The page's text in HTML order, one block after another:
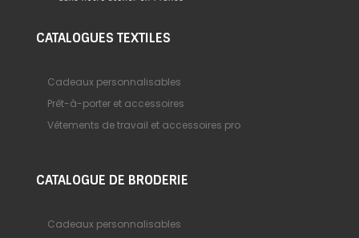
CATALOGUES TEXTILES
Cadeaux personnalisables
Prêt-à-porter et accessoires
Vêtements de travail et accessoires pro
CATALOGUE DE BRODERIE
Cadeaux personnalisables